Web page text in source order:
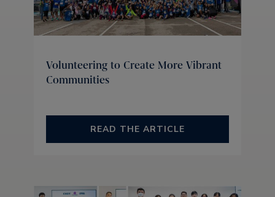
Volunteering to Create More Vibrant
Communities
READ THE ARTICLE